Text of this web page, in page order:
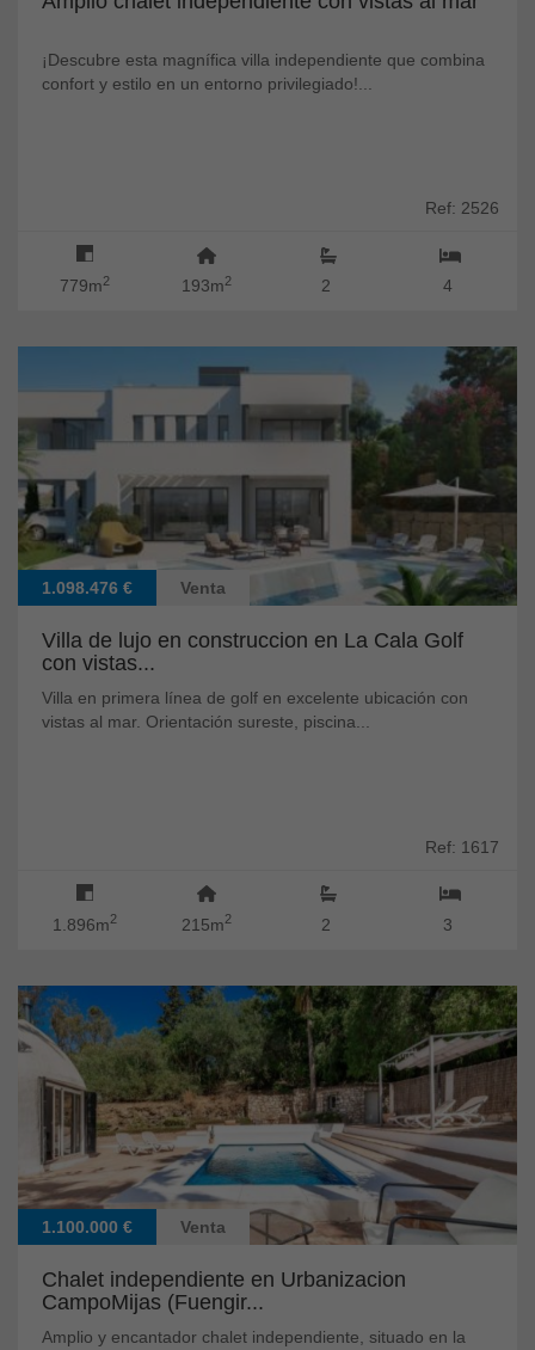
¡Descubre esta magnífica villa independiente que combina
confort y estilo en un entorno privilegiado!...
Ref: 2526
779m2 193m2 4
2
1.098.476 € Venta
Villa de lujo en construccion en La Cala Golf
con vistas...
Villa en primera línea de golf en excelente ubicación con
vistas al mar. Orientación sureste, piscina...
Ref: 1617
1.896m2 215m2 3
2
1.100.000 € Venta
Chalet independiente en Urbanizacion
CampoMijas (Fuengir...
Amplio y encantador chalet independiente, situado en la